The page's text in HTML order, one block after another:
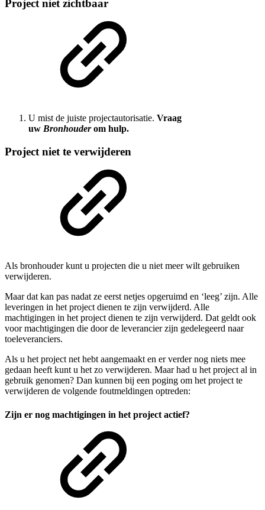
Project niet zichtbaar
U mist de juiste projectautorisatie. Vraag
uw Bronhouder om hulp.
Project niet te verwijderen
Als bronhouder kunt u projecten die u niet meer wilt gebruiken
verwijderen.
Maar dat kan pas nadat ze eerst netjes opgeruimd en ‘leeg’ zijn. Alle
leveringen in het project dienen te zijn verwijderd. Alle
machtigingen in het project dienen te zijn verwijderd. Dat geldt ook
voor machtigingen die door de leverancier zijn gedelegeerd naar
toeleveranciers.
Als u het project net hebt aangemaakt en er verder nog niets mee
gedaan heeft kunt u het zo verwijderen. Maar had u het project al in
gebruik genomen? Dan kunnen bij een poging om het project te
verwijderen de volgende foutmeldingen optreden:
Zijn er nog machtigingen in het project actief?